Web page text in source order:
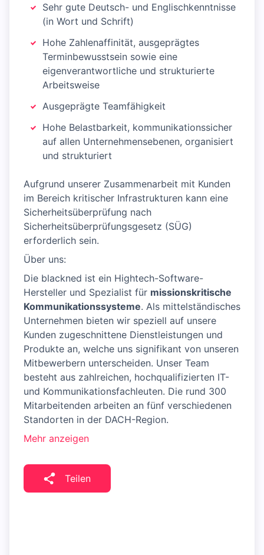
Sehr gute Deutsch- und Englischkenntnisse
(in Wort und Schrift)
Hohe Zahlenaffinität, ausgeprägtes
Terminbewusstsein sowie eine
eigenverantwortliche und strukturierte
Arbeitsweise
Ausgeprägte Teamfähigkeit
Hohe Belastbarkeit, kommunikationssicher
auf allen Unternehmensebenen, organisiert
und strukturiert
Aufgrund unserer Zusammenarbeit mit Kunden
im Bereich kritischer Infrastrukturen kann eine
Sicherheitsüberprüfung nach
Sicherheitsüberprüfungsgesetz (SÜG)
erforderlich sein.
Über uns:
Die blackned ist ein Hightech-Software-
Hersteller und Spezialist für missionskritische
Kommunikationssysteme. Als mittelständisches
Unternehmen bieten wir speziell auf unsere
Kunden zugeschnittene Dienstleistungen und
Produkte an, welche uns signifikant von unseren
Mitbewerbern unterscheiden. Unser Team
besteht aus zahlreichen, hochqualifizierten IT-
und Kommunikationsfachleuten. Die rund 300
Mitarbeitenden arbeiten an fünf verschiedenen
Standorten in der DACH-Region.
Mehr anzeigen
Teilen